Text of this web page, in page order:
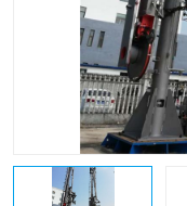
撬装鹤管
火车鹤管